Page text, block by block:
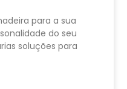
para a sua
do seu
soluções para